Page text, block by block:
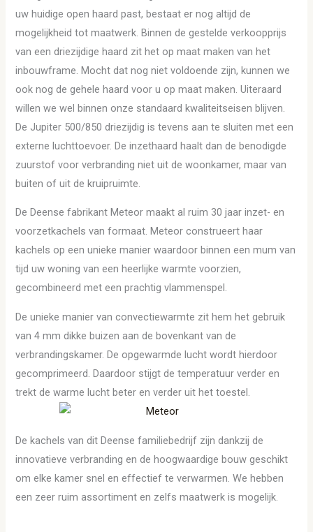
uw huidige open haard past, bestaat er nog altijd de
mogelijkheid tot maatwerk. Binnen de gestelde verkoopprijs
van een driezijdige haard zit het op maat maken van het
inbouwframe. Mocht dat nog niet voldoende zijn, kunnen we
ook nog de gehele haard voor u op maat maken. Uiteraard
willen we wel binnen onze standaard kwaliteitseisen blijven.
De Jupiter 500/850 driezijdig is tevens aan te sluiten met een
externe luchttoevoer. De inzethaard haalt dan de benodigde
zuurstof voor verbranding niet uit de woonkamer, maar van
buiten of uit de kruipruimte.
De Deense fabrikant Meteor maakt al ruim 30 jaar inzet- en
voorzetkachels van formaat. Meteor construeert haar
kachels op een unieke manier waardoor binnen een mum van
tijd uw woning van een heerlijke warmte voorzien,
gecombineerd met een prachtig vlammenspel.
De unieke manier van convectiewarmte zit hem het gebruik
van 4 mm dikke buizen aan de bovenkant van de
verbrandingskamer. De opgewarmde lucht wordt hierdoor
gecomprimeerd. Daardoor stijgt de temperatuur verder en
trekt de warme lucht beter en verder uit het toestel.
De kachels van dit Deense familiebedrijf zijn dankzij de
innovatieve verbranding en de hoogwaardige bouw geschikt
om elke kamer snel en effectief te verwarmen. We hebben
een zeer ruim assortiment en zelfs maatwerk is mogelijk.